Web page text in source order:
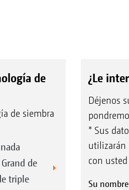
de
de siembra
de
triple
¿Le
Déjenos
* Sus
utilizarán
con
Su nombre